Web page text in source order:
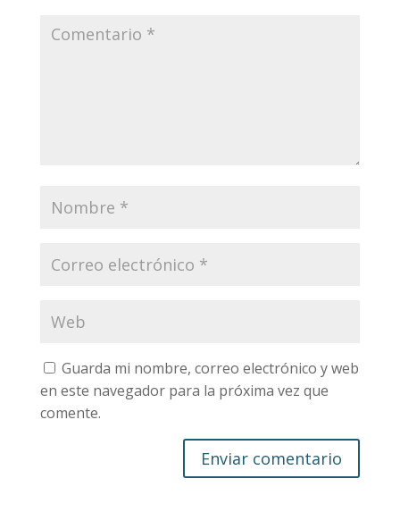
Guarda mi nombre, correo electrónico y web
en este navegador para la próxima vez que
comente.